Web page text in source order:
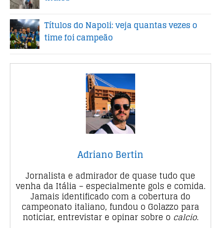
Títulos do Napoli: veja quantas vezes o
time foi campeão
Adriano Bertin
Jornalista e admirador de quase tudo que
venha da Itália – especialmente gols e comida.
Jamais identificado com a cobertura do
campeonato italiano, fundou o Golazzo para
noticiar, entrevistar e opinar sobre o calcio.